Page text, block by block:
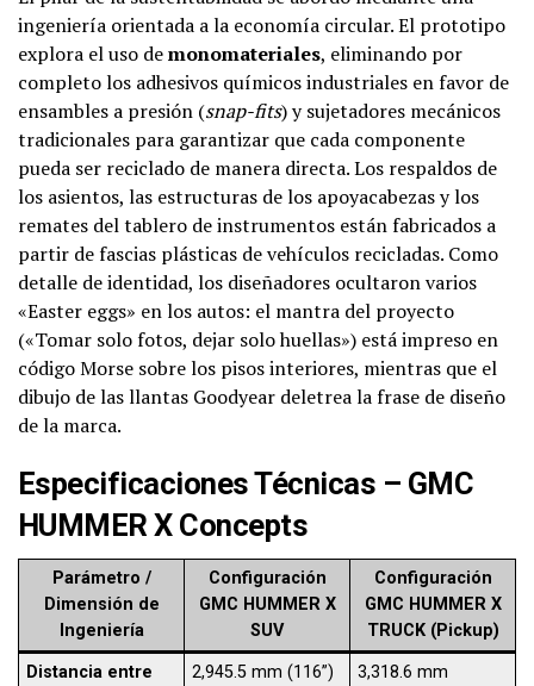
ingeniería orientada a la economía circular. El prototipo
explora el uso demonomateriales, eliminando por
completo los adhesivos químicos industriales en favor de
ensambles a presión (snap-fits) y sujetadores mecánicos
tradicionales para garantizar que cada componente
pueda ser reciclado de manera directa. Los respaldos de
los asientos, las estructuras de los apoyacabezas y los
remates del tablero de instrumentos están fabricados a
partir de fascias plásticas de vehículos recicladas. Como
detalle de identidad, los diseñadores ocultaron varios
«Easter eggs» en los autos: el mantra del proyecto
(«Tomar solo fotos, dejar solo huellas») está impreso en
código Morse sobre los pisos interiores, mientras que el
dibujo de las llantas Goodyear deletrea la frase de diseño
de la marca.
Especificaciones Técnicas – GMC
HUMMER X Concepts
Parámetro /
Dimensión de
Ingeniería
Configuración
GMC HUMMER X
SUV
Configuración
GMC HUMMER X
TRUCK (Pickup)
Distancia entre
2,945.5 mm (116”)
3,318.6 mm